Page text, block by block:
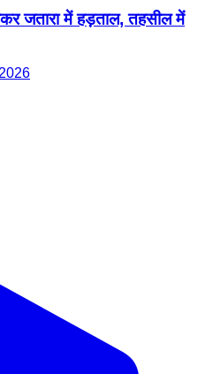
जतारा में हड़ताल, तहसील में